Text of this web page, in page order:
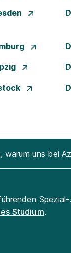
warum uns bei
Studium.